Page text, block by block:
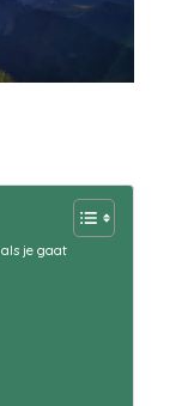
je gaat